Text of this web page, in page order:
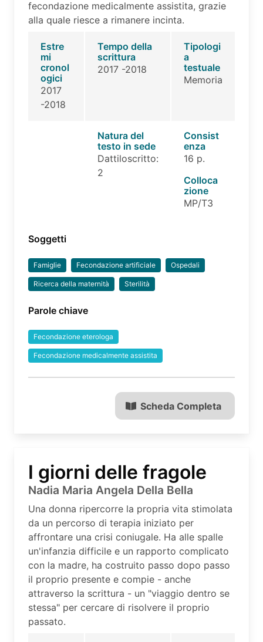
fecondazione medicalmente assistita, grazie
alla quale riesce a rimanere incinta.
Estre
mi
cronol
ogici
2017
-2018
Tempo della
scrittura
2017 -2018
Tipologi
a
testuale
Memoria
Natura del
testo in sede
Dattiloscritto:
2
Consist
enza
16 p.
Colloca
zione
MP/T3
Soggetti
Famiglie Fecondazione artificiale Ospedali
Ricerca della maternità Sterilità
Parole chiave
Fecondazione eterologa
Fecondazione medicalmente assistita
Scheda Completa
I giorni delle fragole
Nadia Maria Angela Della Bella
Una donna ripercorre la propria vita stimolata
da un percorso di terapia iniziato per
affrontare una crisi coniugale. Ha alle spalle
un'infanzia difficile e un rapporto complicato
con la madre, ha costruito passo dopo passo
il proprio presente e compie - anche
attraverso la scrittura - un "viaggio dentro se
stessa" per cercare di risolvere il proprio
passato.